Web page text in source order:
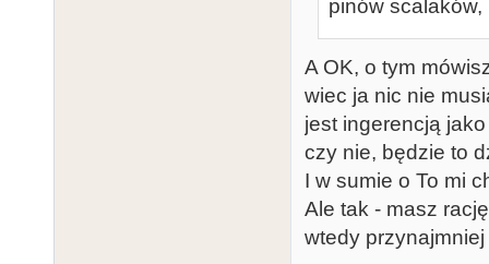
pinów scalaków,
A OK, o tym
wiec ja nic nie
jest ingerencją
czy nie, będzie to
I w sumie o To mi
Ale tak - masz
wtedy